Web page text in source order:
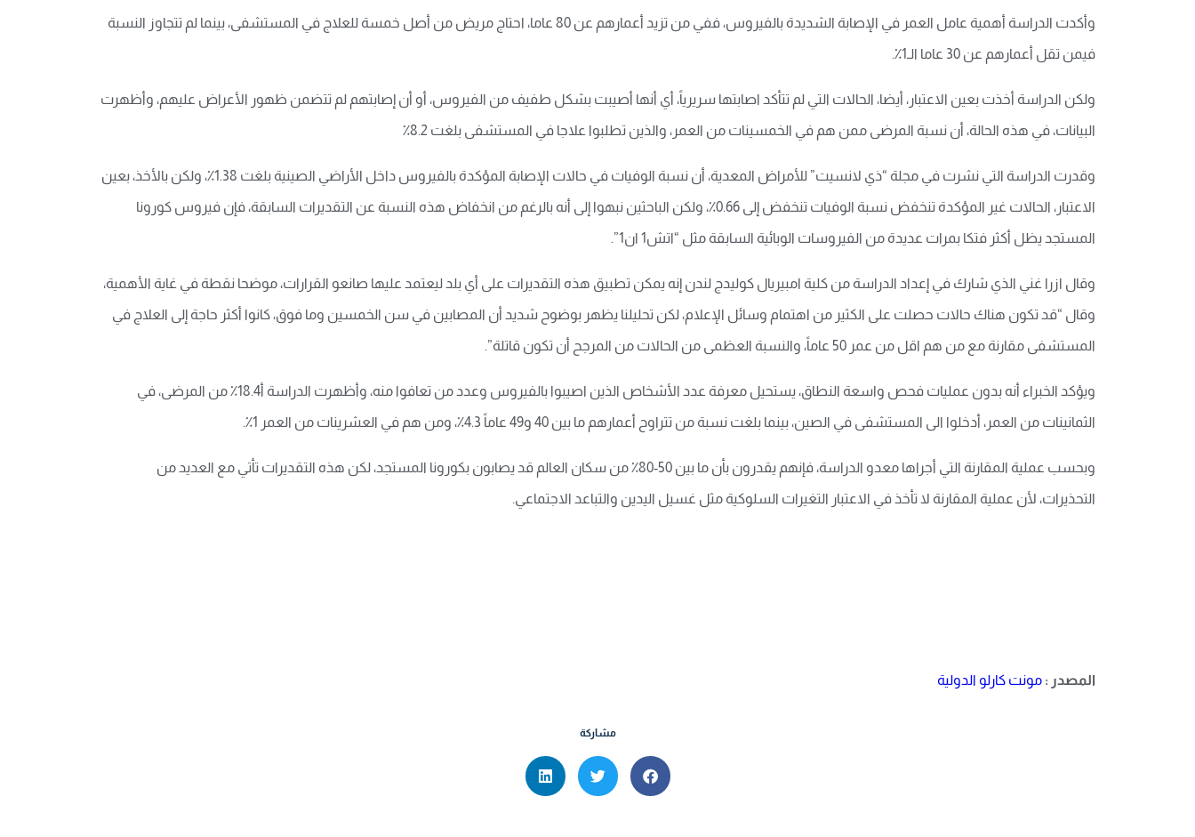
وأكدت الدراسة أهمية عامل العمر في الإصابة الشديدة بالفيروس، ففي من تزيد أعمارهم عن 80 عاما، احتاج مريض من أصل خمسة للعلاج في المستشفى، بينما لم تتجاوز النسبة
فيمن تقل أعمارهم عن 30 عاما الـ1٪.
ولكن الدراسة أخذت بعين الاعتبار، أيضا، الحالات التي لم تتأكد اصابتها سريرياً، أي أنها أصيبت بشكل طفيف من الفيروس، أو أن إصابتهم لم تتضمن ظهور الأعراض عليهم، وأظهرت
البيانات، في هذه الحالة، أن نسبة المرضى ممن هم في الخمسينات من العمر، والذين تطلبوا علاجا في المستشفى بلغت 8.2٪
وقدرت الدراسة التي نشرت في مجلة “ذي لانسيت” للأمراض المعدية، أن نسبة الوفيات في حالات الإصابة المؤكدة بالفيروس داخل الأراضي الصينية بلغت 1.38٪، ولكن بالأخذ، بعين
الاعتبار، الحالات غير المؤكدة تنخفض نسبة الوفيات تنخفض إلى 0.66٪، ولكن الباحثين نبهوا إلى أنه بالرغم من انخفاض هذه النسبة عن التقديرات السابقة، فإن فيروس كورونا
المستجد يظل أكثر فتكا بمرات عديدة من الفيروسات الوبائية السابقة مثل “اتش1 ان1”.
وقال ازرا غني الذي شارك في إعداد الدراسة من كلية امبيريال كوليدج لندن إنه يمكن تطبيق هذه التقديرات على أي بلد ليعتمد عليها صانعو القرارات، موضحا نقطة في غاية الأهمية،
وقال “قد تكون هناك حالات حصلت على الكثير من اهتمام وسائل الإعلام، لكن تحليلنا يظهر بوضوح شديد أن المصابين في سن الخمسين وما فوق، كانوا أكثر حاجة إلى العلاج في
المستشفى مقارنة مع من هم اقل من عمر 50 عاماً، والنسبة العظمى من الحالات من المرجح أن تكون قاتلة”.
ويؤكد الخبراء أنه بدون عمليات فحص واسعة النطاق، يستحيل معرفة عدد الأشخاص الذين اصيبوا بالفيروس وعدد من تعافوا منه، وأظهرت الدراسة أ18.4٪ من المرضى، في
الثمانينات من العمر، أدخلوا الى المستشفى في الصين، بينما بلغت نسبة من تتراوح أعمارهم ما بين 40 و49 عاماً 4.3٪، ومن هم في العشرينات من العمر 1٪.
وبحسب عملية المقارنة التي أجراها معدو الدراسة، فإنهم يقدرون بأن ما بين 50-80٪ من سكان العالم قد يصابون بكورونا المستجد، لكن هذه التقديرات تأتي مع العديد من
التحذيرات، لأن عملية المقارنة لا تأخذ في الاعتبار التغيرات السلوكية مثل غسيل اليدين والتباعد الاجتماعي.
المصدر : مونت كارلو الدولية
مشاركة